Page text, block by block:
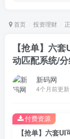
首页 投资理财
【抢单】六
动匹配系统/
新码网
4个月前更新
付费资源